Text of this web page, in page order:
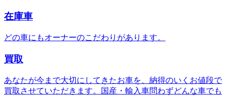
在庫車
どの車にもオーナーのこだわりがあります。
買取
あなたが今まで大切にしてきたお車を、納得のいくお値段で
買取させていただきます。国産・輸入車問わずどんな車でも